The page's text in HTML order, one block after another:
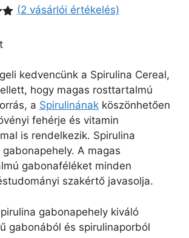
(2 vásárlói értékelés)
kedvencünk a Spirulina Cereal,
hogy magas rosttartalmú
a Spirulinánakköszönhetően
fehérje és vitamin
is rendelkezik. Spirulina
A magas
gabonaféléket minden
szakértő javasolja.
gabonapehely kiváló
gabonából és spirulinaporból